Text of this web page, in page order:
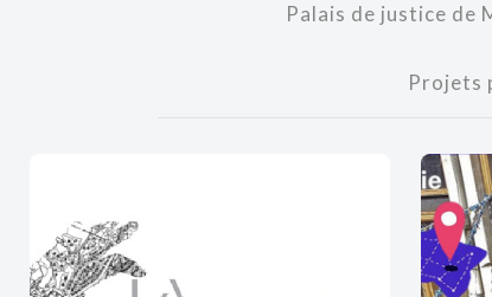
Palais de justice de
Projets